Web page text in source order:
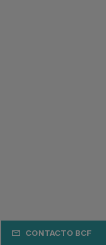
CONTACTO BCF